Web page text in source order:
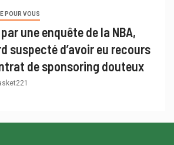
POUR VOUS
une enquête de la NBA,
suspecté d’avoir eu recours
de sponsoring douteux